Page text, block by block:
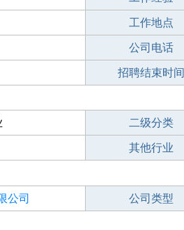
工作地点
公司电话
招聘结束时间
二级分类
其他行业
公司 公司类型